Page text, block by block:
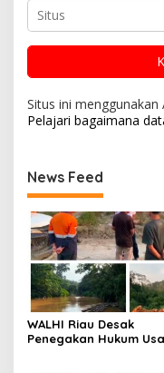
Situs ini
Pelajari bagaimana
News Feed
WALHI Riau Desak
Penegakan Hukum